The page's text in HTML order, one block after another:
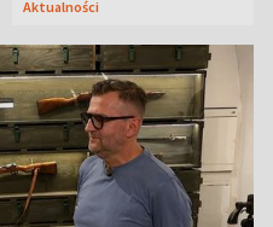
Aktualności